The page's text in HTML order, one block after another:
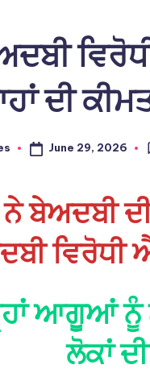
ਦੀ
June 29, 2026
ਬੇਅਦਬੀ
ਵਿਰੋਧੀ
ਆਗੂਆਂ ਨੂੰ
ਲੋਕਾਂ